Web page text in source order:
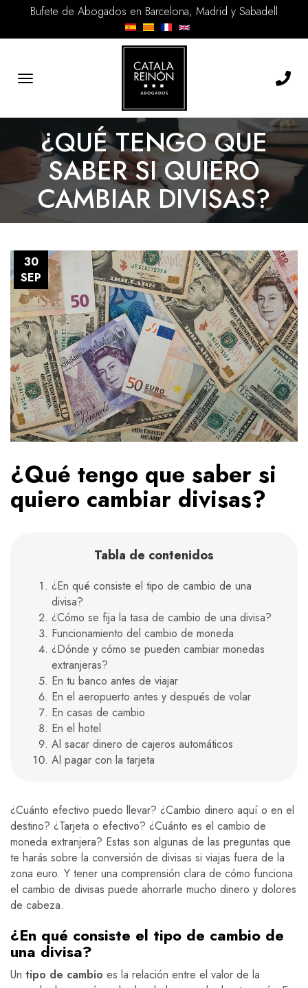
Bufete de Abogados en Barcelona, Madrid y Sabadell
Toggle
¿QUÉ TENGO QUE
SABER SI QUIERO
CAMBIAR DIVISAS?
30
SEP
¿Qué tengo que saber si
quiero cambiar divisas?
Tabla de contenidos
¿En qué consiste el tipo de cambio de una
divisa?
¿Cómo se fija la tasa de cambio de una divisa?
Funcionamiento del cambio de moneda
¿Dónde y cómo se pueden cambiar monedas
extranjeras?
En tu banco antes de viajar
En el aeropuerto antes y después de volar
En casas de cambio
En el hotel
Al sacar dinero de cajeros automáticos
Al pagar con la tarjeta
¿Cuánto efectivo puedo llevar? ¿Cambio dinero aquí o en el
destino? ¿Tarjeta o efectivo? ¿Cuánto es el cambio de
moneda extranjera? Estas son algunas de las preguntas que
te harás sobre la conversión de divisas si viajas fuera de la
zona euro. Y tener una comprensión clara de cómo funciona
el cambio de divisas puede ahorrarle mucho dinero y dolores
de cabeza.
¿En qué consiste el tipo de cambio de
una divisa?
Un tipo de cambio es la relación entre el valor de la